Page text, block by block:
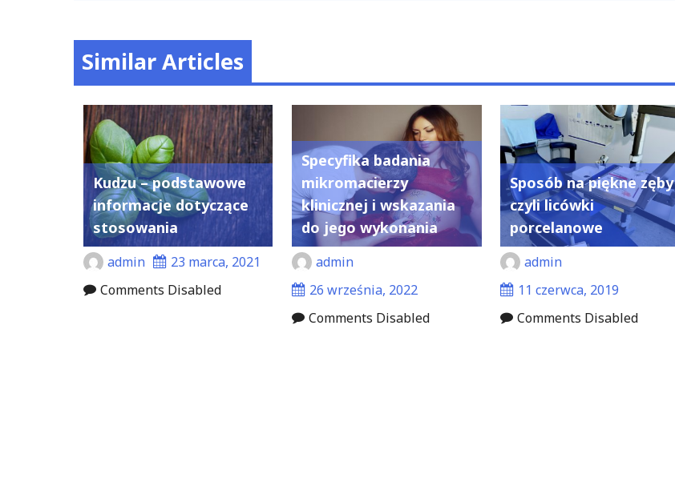
Similar Articles
Kudzu – podstawowe
informacje dotyczące
stosowania
admin
23 marca, 2021
Comments Disabled
Specyfika badania
mikromacierzy
klinicznej i wskazania
do jego wykonania
admin
26 września, 2022
Comments Disabled
Sposób na piękne zęby
czyli licówki
porcelanowe
admin
11 czerwca, 2019
Comments Disabled